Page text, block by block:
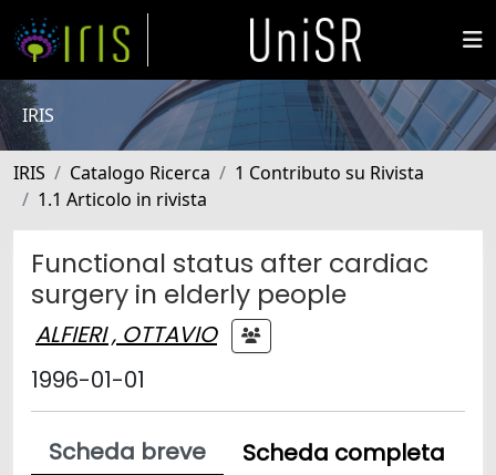
IRIS
IRIS Catalogo Ricerca
1 Contributo su Rivista
1.1 Articolo in rivista
Functional status after cardiac
surgery in elderly people
ALFIERI , OTTAVIO
1996-01-01
Scheda breve
Scheda completa